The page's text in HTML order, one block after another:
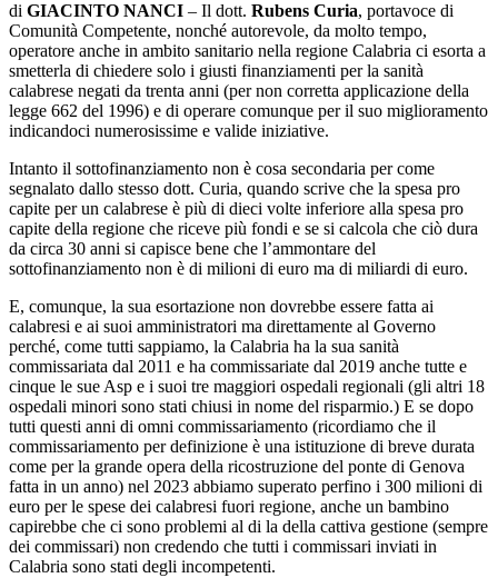
di GIACINTO NANCI – Il dott. Rubens Curia, portavoce di
Comunità Competente, nonché autorevole, da molto tempo,
operatore anche in ambito sanitario nella regione Calabria ci esorta a
smetterla di chiedere solo i giusti finanziamenti per la sanità
calabrese negati da trenta anni (per non corretta applicazione della
legge 662 del 1996) e di operare comunque per il suo miglioramento
indicandoci numerosissime e valide iniziative.
Intanto il sottofinanziamento non è cosa secondaria per come
segnalato dallo stesso dott. Curia, quando scrive che la spesa pro
capite per un calabrese è più di dieci volte inferiore alla spesa pro
capite della regione che riceve più fondi e se si calcola che ciò dura
da circa 30 anni si capisce bene che l’ammontare del
sottofinanziamento non è di milioni di euro ma di miliardi di euro.
E, comunque, la sua esortazione non dovrebbe essere fatta ai
calabresi e ai suoi amministratori ma direttamente al Governo
perché, come tutti sappiamo, la Calabria ha la sua sanità
commissariata dal 2011 e ha commissariate dal 2019 anche tutte e
cinque le sue Asp e i suoi tre maggiori ospedali regionali (gli altri 18
ospedali minori sono stati chiusi in nome del risparmio.) E se dopo
tutti questi anni di omni commissariamento (ricordiamo che il
commissariamento per definizione è una istituzione di breve durata
come per la grande opera della ricostruzione del ponte di Genova
fatta in un anno) nel 2023 abbiamo superato perfino i 300 milioni di
euro per le spese dei calabresi fuori regione, anche un bambino
capirebbe che ci sono problemi al di la della cattiva gestione (sempre
dei commissari) non credendo che tutti i commissari inviati in
Calabria sono stati degli incompetenti.